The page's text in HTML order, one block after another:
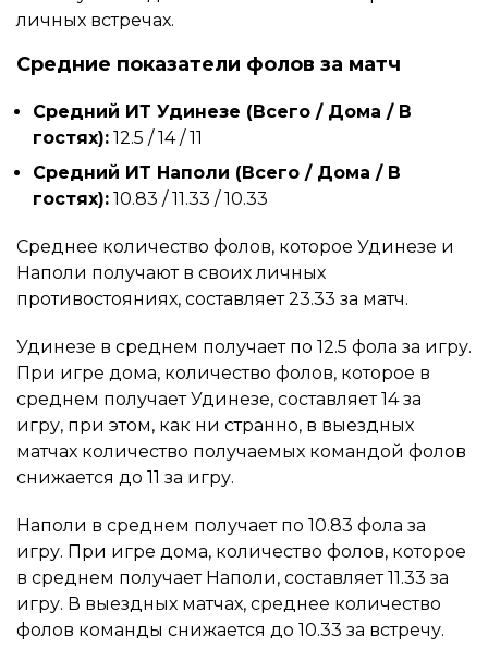
личных встречах.
Средние показатели фолов за матч
Средний ИТ Удинезе (Всего / Дома / В
гостях): 12.5 / 14 / 11
Средний ИТ Наполи (Всего / Дома / В
гостях): 10.83 / 11.33 / 10.33
Среднее количество фолов, которое Удинезе и
Наполи получают в своих личных
противостояниях, составляет 23.33 за матч.
Удинезе в среднем получает по 12.5 фола за игру.
При игре дома, количество фолов, которое в
среднем получает Удинезе, составляет 14 за
игру, при этом, как ни странно, в выездных
матчах количество получаемых командой фолов
снижается до 11 за игру.
Наполи в среднем получает по 10.83 фола за
игру. При игре дома, количество фолов, которое
в среднем получает Наполи, составляет 11.33 за
игру. В выездных матчах, среднее количество
фолов команды снижается до 10.33 за встречу.